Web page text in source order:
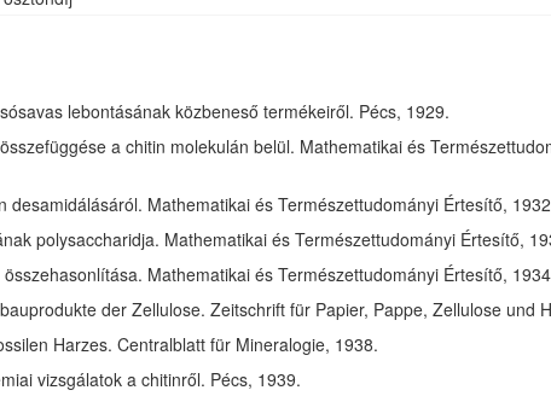
lebontásának közbeneső termékeiről. Pécs, 1929.
a chitin molekulán belül. Mathematikai és
desamidálásáról. Mathematikai és Természettudományi Értesítő,
polysaccharidja. Mathematikai és Természettudományi Értesítő,
Mathematikai és Természettudományi Értesítő,
der Zellulose. Zeitschrift für Papier, Pappe, Zellulose und
Harzes. Centralblatt für Mineralogie, 1938.
vizsgálatok a chitinről. Pécs, 1939.